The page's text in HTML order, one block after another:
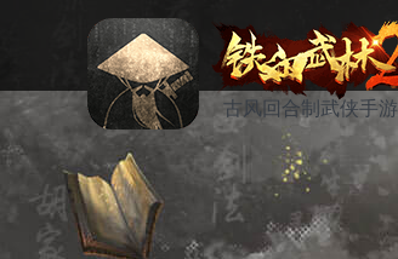
古风回合制武侠手游
资讯
活动